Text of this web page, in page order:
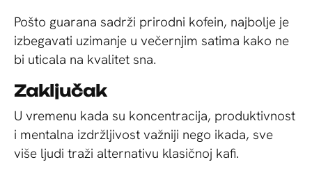
Pošto guarana sadrži prirodni kofein, najbolje je
izbegavati uzimanje u večernjim satima kako ne
bi uticala na kvalitet sna.
Zaključak
U vremenu kada su koncentracija, produktivnost
i mentalna izdržljivost važniji nego ikada, sve
više ljudi traži alternativu klasičnoj kafi.